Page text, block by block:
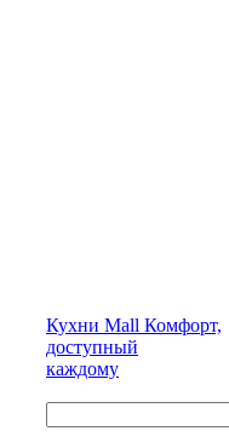
Кухни Mall Комфорт,
доступный
каждому